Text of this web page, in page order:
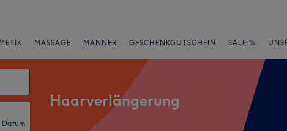
MASSAGE MÄNNER GESCHENKGUTSCHEIN SALE %
Datum
Haarverlängerung